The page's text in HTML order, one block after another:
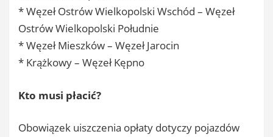
* Węzeł Ostrów Wielkopolski Wschód – Węzeł
Ostrów Wielkopolski Południe
* Węzeł Mieszków – Węzeł Jarocin
* Krążkowy – Węzeł Kępno
Kto musi płacić?
Obowiązek uiszczenia opłaty dotyczy pojazdów